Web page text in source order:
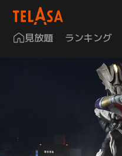
見放題 ランキング